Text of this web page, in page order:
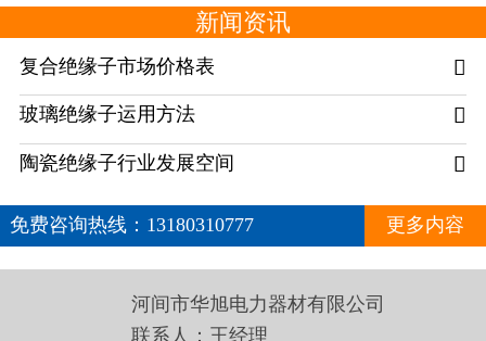
新闻资讯
复合绝缘子市场价格表 
玻璃绝缘子运用方法 
陶瓷绝缘子行业发展空间 
免费咨询热线： 13180310777 更多内容
河间市华旭电力器材有限公司
联系人：王经理